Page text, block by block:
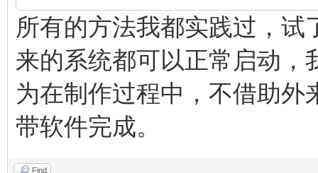
所有的方法我都实践过，
来的系统都可以正常启动，
为在制作过程中，不借助
带软件完成。
Find